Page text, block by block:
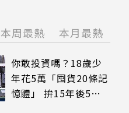
本周最熱 本月最熱
你敢投資嗎？18歲少
年花5萬「囤貨20條記
憶體」 拚15年後5倍